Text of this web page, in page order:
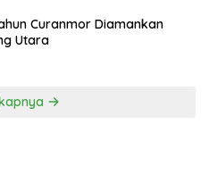
Curanmor Diamankan
Utara